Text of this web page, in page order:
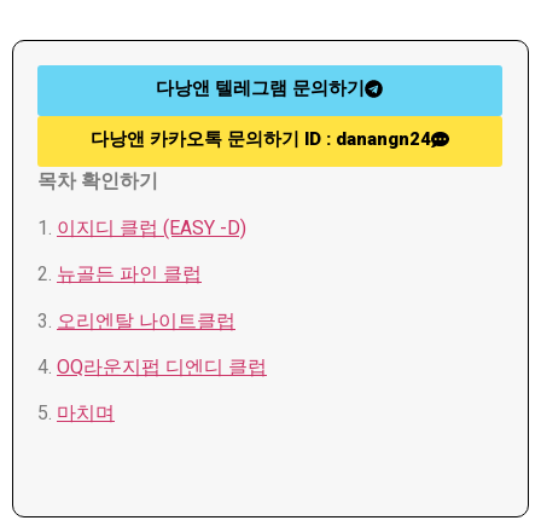
다낭앤 텔레그램 문의하기
다낭앤 카카오톡 문의하기 ID : danangn24
목차 확인하기
1. 이지디 클럽 (EASY -D)
2. 뉴골든 파인 클럽
3. 오리엔탈 나이트클럽
4. OQ라운지펍 디엔디 클럽
5. 마치며